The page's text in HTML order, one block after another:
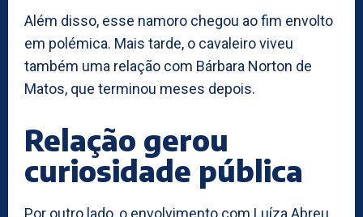
Além disso, esse namoro chegou ao fim envolto
em polémica. Mais tarde, o cavaleiro viveu
também uma relação com Bárbara Norton de
Matos, que terminou meses depois.
Relação gerou
curiosidade pública
Por outro lado, o envolvimento com Luíza Abreu